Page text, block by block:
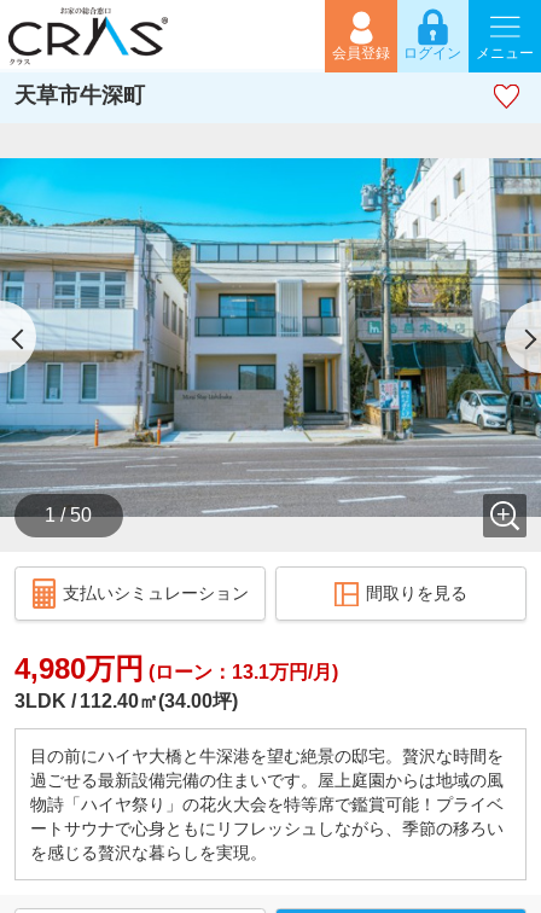
会員登録 ログイン メニュー
天草市牛深町
1 / 50
支払いシミュレーション 間取りを見る
4,980万円 (ローン：13.1万円/月)
3LDK
112.40㎡(34.00坪)
目の前にハイヤ大橋と牛深港を望む絶景の邸宅。贅沢な時間を
過ごせる最新設備完備の住まいです。屋上庭園からは地域の風
物詩「ハイヤ祭り」の花火大会を特等席で鑑賞可能！プライベ
ートサウナで心身ともにリフレッシュしながら、季節の移ろい
を感じる贅沢な暮らしを実現。